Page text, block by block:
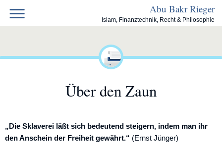
content
Abu Bakr Rieger
Islam, Finanztechnik, Recht & Philosophie
Über den Zaun
„Die Sklaverei läßt sich bedeutend steigern, indem man ihr
den Anschein der Freiheit gewährt.“ (Ernst Jünger)